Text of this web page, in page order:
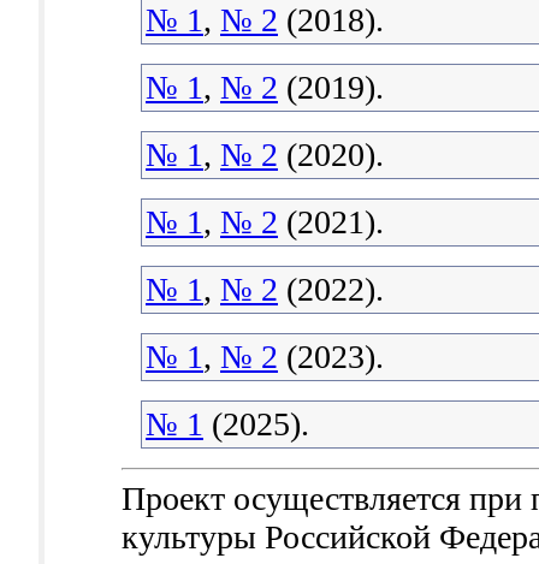
№ 1, № 2 (2018).
№ 1, № 2 (2019).
№ 1, № 2 (2020).
№ 1, № 2 (2021).
№ 1, № 2 (2022).
№ 1, № 2 (2023).
№ 1 (2025).
Проект осуществляется
культуры Российской